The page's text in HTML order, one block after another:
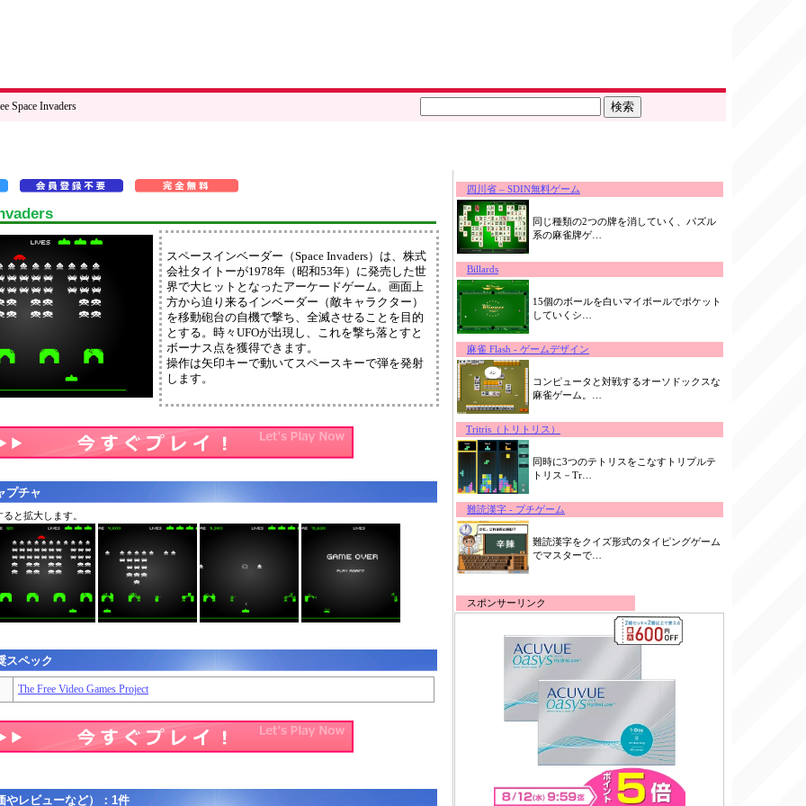
Space Invaders
スペースインベーダー（Space Invaders）は、株式
会社タイトーが1978年（昭和53年）に発売した世
界で大ヒットとなったアーケードゲーム。画面上
方から迫り来るインベーダー（敵キャラクター）
を移動砲台の自機で撃ち、全滅させることを目的
とする。時々UFOが出現し、これを撃ち落とすと
ボーナス点を獲得できます。
操作は矢印キーで動いてスペースキーで弾を発射
します。
プチャ
と拡大します。
スペック
The Free Video Games Project
やレビューなど）：1件
四川省 – SDIN無料ゲーム
同じ種類の2つの牌を消していく、パズル
系の麻雀牌ゲ…
Billards
15個のボールを白いマイボールでポケット
していくシ…
麻雀 Flash - ゲームデザイン
コンピュータと対戦するオーソドックスな
麻雀ゲーム。…
Tritris（トリトリス）
同時に3つのテトリスをこなすトリプルテ
トリス－Tr…
難読漢字 - プチゲーム
難読漢字をクイズ形式のタイピングゲーム
でマスターで…
スポンサーリンク